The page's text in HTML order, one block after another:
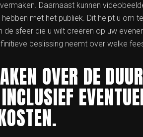
Daarnaast kunnen
met het publiek. Dit helpt u om
de sfeer die u wilt creëren op uw
beslissing neemt over welke
OVER DE